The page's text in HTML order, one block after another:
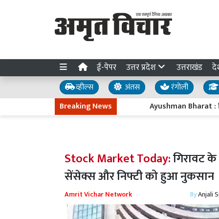
ई-पेपर उत्तर प्रदेश उत्तराखंड
व्हील्स अंतस रंगोली
Breaking News
Ayushman Bharat : नियम
Stock Market Today:गिरावट
सेंसेक्स और निफ्टी को हुआ नुकसान
Amrit Vichar Network ByAnjali